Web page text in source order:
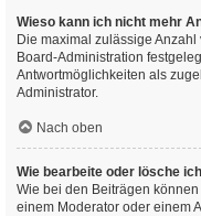
Wieso kann ich nicht mehr
Die maximal zulässige
Board-Administration
Antwortmöglichkeiten als
Administrator.
Nach oben
Wie bearbeite oder lösche
Wie bei den Beiträgen
einem Moderator oder einem